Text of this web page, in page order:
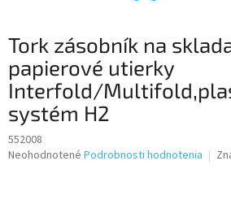
Tork zásobník na
papierové utierky
Interfold/
systém H2
552008
Priemerné
Neohodnotené Podrobnosti hodnotenia